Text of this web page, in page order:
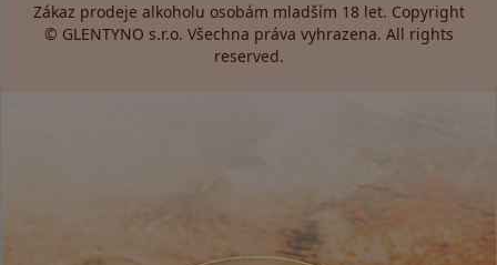
Zákaz prodeje alkoholu osobám mladším 18 let. Copyright
© GLENTYNO s.r.o. Všechna práva vyhrazena. All rights
reserved.